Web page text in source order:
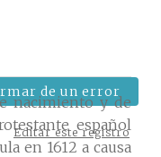
nacimiento y de
español
en 1612 a causa
de un error
Editar este registro